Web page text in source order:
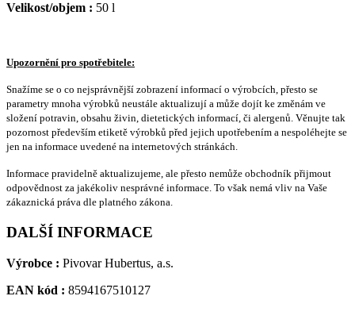
Velikost/objem : 50 l
Upozornění pro spotřebitele:
Snažíme se o co nejsprávnější zobrazení informací o výrobcích, přesto se
parametry mnoha výrobků neustále aktualizují a může dojít ke změnám ve
složení potravin, obsahu živin, dietetických informací, či alergenů. Věnujte tak
pozornost především etiketě výrobků před jejich upotřebením a nespoléhejte se
jen na informace uvedené na internetových stránkách.
Informace pravidelně aktualizujeme, ale přesto nemůže obchodník přijmout
odpovědnost za jakékoliv nesprávné informace. To však nemá vliv na Vaše
zákaznická práva dle platného zákona.
DALŠÍ INFORMACE
Výrobce : Pivovar Hubertus, a.s.
EAN kód : 8594167510127